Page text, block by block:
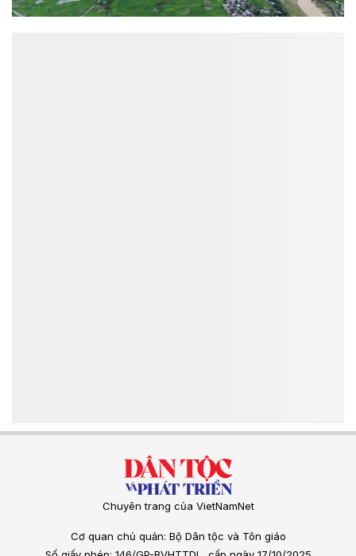
Chuyên trang của VietNamNet
Cơ quan chủ quản: Bộ Dân tộc và Tôn giáo